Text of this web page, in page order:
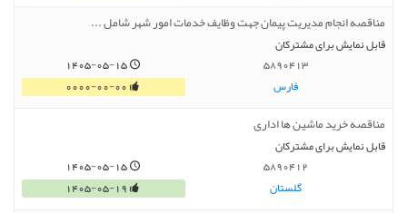
مناقصه انجام مدیریت پیمان جهت وظایف خدمات امور شهر شامل ...
قابل نمایش برای مشترکان
5890413
فارس
1405-05-15
0000-00-00
مناقصه خرید ماشین ها اداری
قابل نمایش برای مشترکان
5890412
گلستان
1405-05-15
1405-05-19